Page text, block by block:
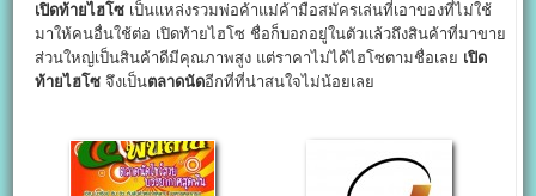
เปิดท้ายไฮโซ เป็นแหล่งรวมพ่อค้าแม่ค้ามือสมัครเล่นที่เอาของที่ไม่ใช้
มาให้คนอื่นใช้ต่อ เปิดท้ายไฮโซ ชื่อก็บอกอยู่ในตัวแล้วถึงสินค้าที่มาขาย
ส่วนใหญ่เป็นสินค้าดีมีคุณภาพสูง แต่ราคาไม่ได้ไฮโซตามชื่อเลย เปิด
ท้ายไฮโซ จึงเป็นตลาดนัดอีกที่ที่น่าสนใจไม่น้อยเลย